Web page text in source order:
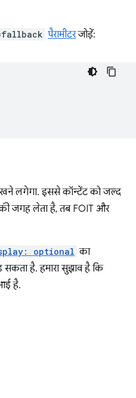
पैरामीटरजोड़ें:
लगेगा. इससे कॉन्टेंट को जल्द
जगह लेता है, तब FOIT और
optional का
सकता है. हमारा सुझाव है कि
है.